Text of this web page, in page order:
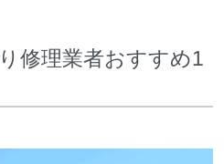
修理業者おすすめ1